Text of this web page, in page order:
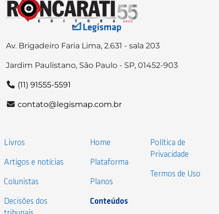
Av. Brigadeiro Faria Lima, 2.631 - sala 203
Jardim Paulistano, São Paulo - SP, 01452-903
(11) 91555-5591
contato@legismap.com.br
Livros
Artigos e notícias
Colunistas
Decisões dos
Home
Plataforma
Planos
Conteúdos
Política de
Privacidade
Termos de Uso